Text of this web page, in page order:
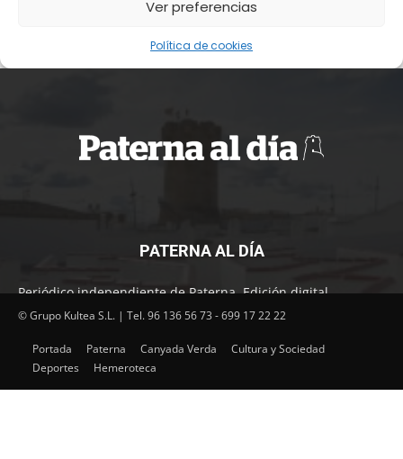
PATERNA AL DÍA
Periódico independiente de Paterna. Edición digital.
Encuentra cada mes en tu punto habitual nuestra edición
Paterna.
© Grupo Kultea S.L. | Tel. 96 136 56 73 - 699 17 22 22
Portada Paterna Canyada Verda
Cultura y Sociedad
Deportes
Hemeroteca